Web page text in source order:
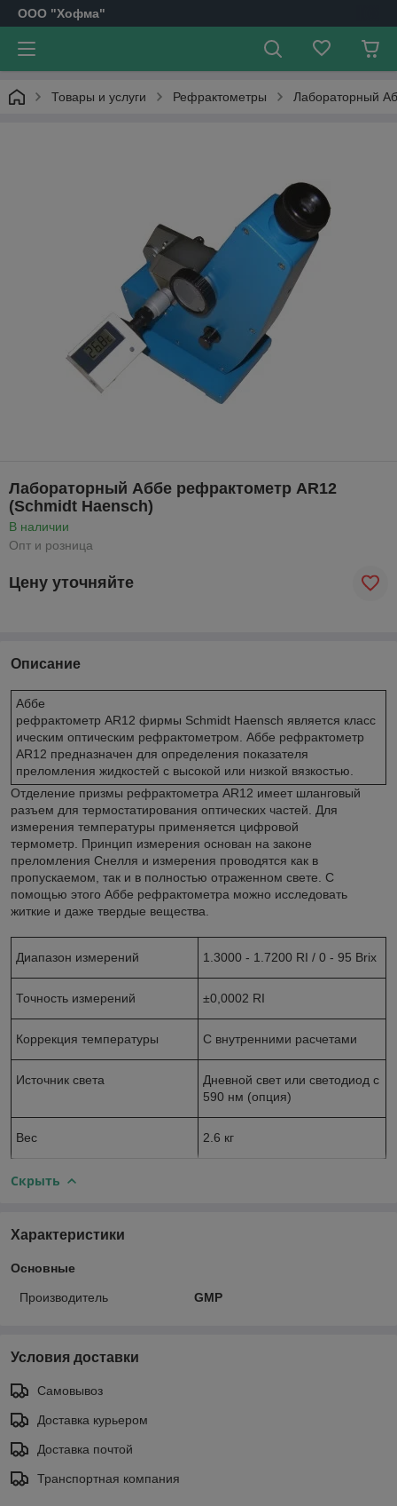
OOO "Хофма"
Товары и услуги Рефрактометры Лабораторный
Лабораторный Аббе рефрактометр AR12
(Schmidt Haensch)
В наличии
Опт и розница
Цену уточняйте
Описание
Аббе
рефрактометр AR12 фирмы Schmidt Haensch является класс
ическим оптическим рефрактометром. Аббе рефрактометр
AR12 предназначен для определения показателя
преломления жидкостей с высокой или низкой вязкостью.
Отделение призмы рефрактометра AR12 имеет шланговый
разъем для термостатирования оптических частей. Для
измерения температуры применяется цифровой
термометр. Принцип измерения основан на законе
преломления Снелля и измерения проводятся как в
пропускаемом, так и в полностью отраженном свете. С
помощью этого Аббе рефрактометра можно исследовать
житкие и даже твердые вещества.
Диапазон измерений 1.3000 - 1.7200 RI / 0 - 95 Brix
Точность измерений ±0,0002 RI
Коррекция температуры С внутренними расчетами
Источник света
Дневной свет или светодиод с
590 нм (опция)
Вес 2.6 кг
Скрыть
Характеристики
Основные
Производитель GMP
Условия доставки
Самовывоз
Доставка курьером
Доставка почтой
Транспортная компания